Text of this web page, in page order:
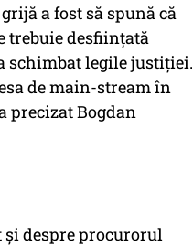
a fost să spună că
trebuie desființată
schimbat legile justiției.
de main-stream în
precizat Bogdan
despre procurorul